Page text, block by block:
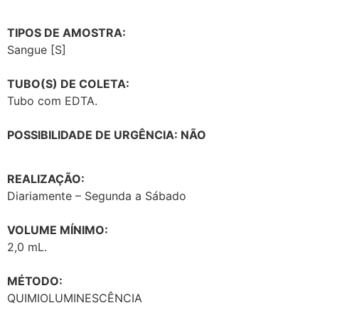
TIPOS DE AMOSTRA:
Sangue [S]
TUBO(S) DE COLETA:
Tubo com EDTA.
POSSIBILIDADE DE URGÊNCIA: NÃO
REALIZAÇÃO:
Diariamente – Segunda a Sábado
VOLUME MÍNIMO:
2,0 mL.
MÉTODO:
QUIMIOLUMINESCÊNCIA